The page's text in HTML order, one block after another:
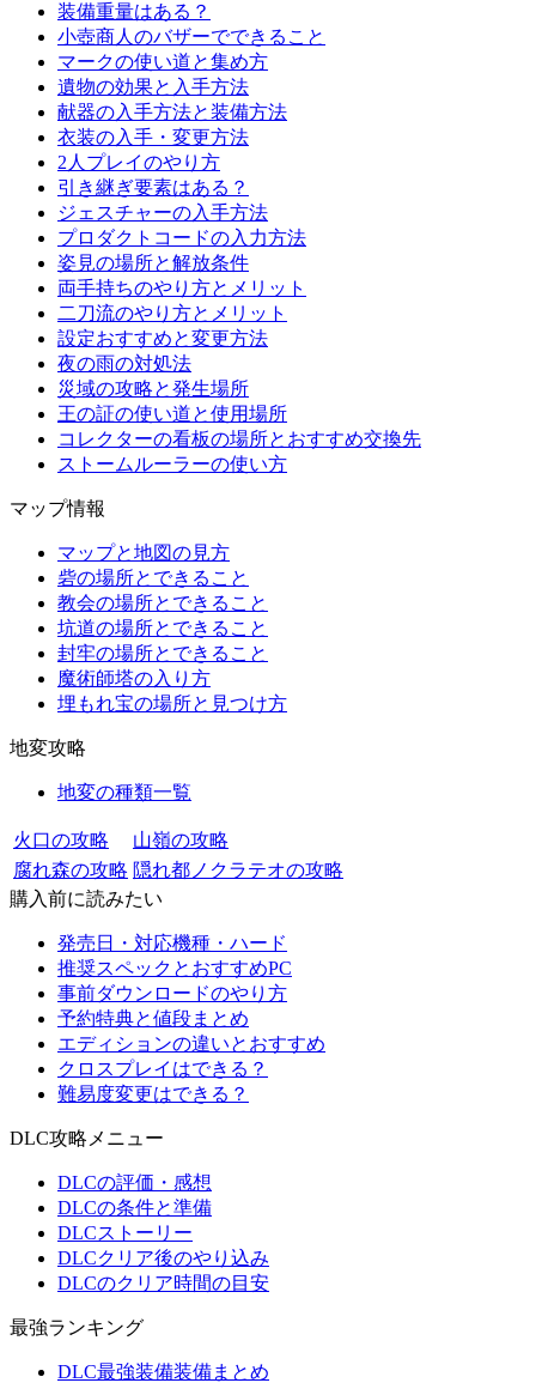
装備重量はある？
小壺商人のバザーでできること
マークの使い道と集め方
遺物の効果と入手方法
献器の入手方法と装備方法
衣装の入手・変更方法
2人プレイのやり方
引き継ぎ要素はある？
ジェスチャーの入手方法
プロダクトコードの入力方法
姿見の場所と解放条件
両手持ちのやり方とメリット
二刀流のやり方とメリット
設定おすすめと変更方法
夜の雨の対処法
災域の攻略と発生場所
王の証の使い道と使用場所
コレクターの看板の場所とおすすめ交換先
ストームルーラーの使い方
マップ情報
マップと地図の見方
砦の場所とできること
教会の場所とできること
坑道の場所とできること
封牢の場所とできること
魔術師塔の入り方
埋もれ宝の場所と見つけ方
地変攻略
地変の種類一覧
火口の攻略
山嶺の攻略
腐れ森の攻略 隠れ都ノクラテオの攻略
購入前に読みたい
発売日・対応機種・ハード
推奨スペックとおすすめPC
事前ダウンロードのやり方
予約特典と値段まとめ
エディションの違いとおすすめ
クロスプレイはできる？
難易度変更はできる？
DLC攻略メニュー
DLCの評価・感想
DLCの条件と準備
DLCストーリー
DLCクリア後のやり込み
DLCのクリア時間の目安
最強ランキング
DLC最強装備装備まとめ